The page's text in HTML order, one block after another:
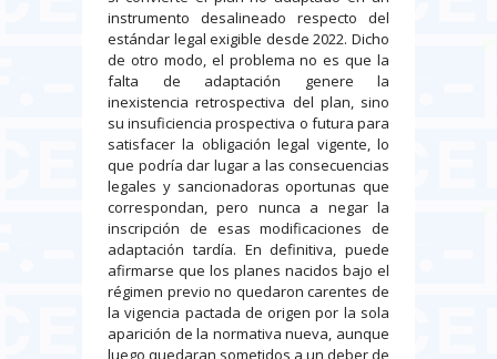
instrumento desalineado respecto del
estándar legal exigible desde 2022. Dicho
de otro modo, el problema no es que la
falta de adaptación genere la
inexistencia retrospectiva del plan, sino
su insuficiencia prospectiva o futura para
satisfacer la obligación legal vigente, lo
que podría dar lugar a las consecuencias
legales y sancionadoras oportunas que
correspondan, pero nunca a negar la
inscripción de esas modificaciones de
adaptación tardía. En definitiva, puede
afirmarse que los planes nacidos bajo el
régimen previo no quedaron carentes de
la vigencia pactada de origen por la sola
aparición de la normativa nueva, aunque
luego quedaran sometidos a un deber de